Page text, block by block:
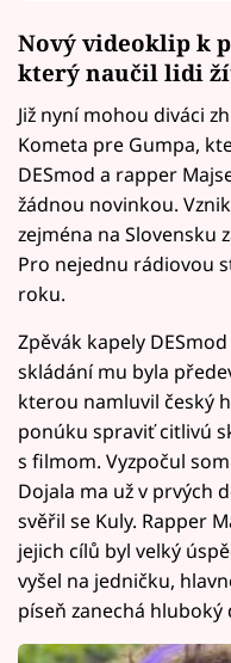
Nový videoklip k
který naučil lidi
Již nyní mohou diváci
Kometa pre Gumpa,
DESmod a rapper
žádnou novinkou.
zejména na Slovensku
Pro nejednu rádiovou
roku.
Zpěvák kapely
skládání mu byla
kterou namluvil český
ponúku spraviť citlivú
s filmom. Vyzpočul
Dojala ma už v prvých
svěřil se Kuly. Rapper
jejich cílů byl velký
vyšel na jedničku,
píseň zanechá hluboký